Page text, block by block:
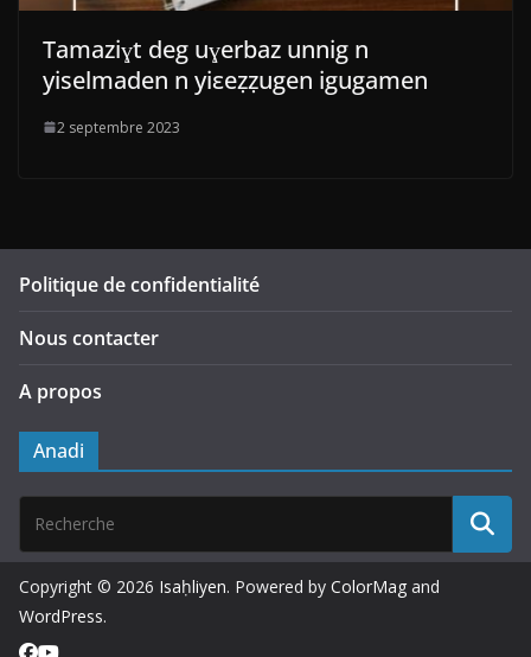
Tamaziɣt deg uɣerbaz unnig n
yiselmaden n yiεeẓẓugen igugamen
2 septembre 2023
Politique de confidentialité
Nous contacter
A propos
Anadi
Copyright © 2026 Isaḥliyen. Powered by ColorMag and
WordPress.